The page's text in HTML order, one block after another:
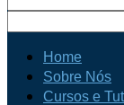
Home
Sobre Nós
Cursos e